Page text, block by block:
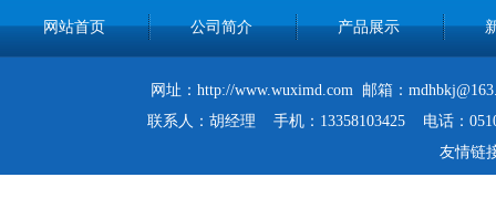
网站首页 公司简介 产品展示
网址：http://www.wuximd.com 邮箱：
联系人：胡经理 手机：13358103425 电话：
友情链